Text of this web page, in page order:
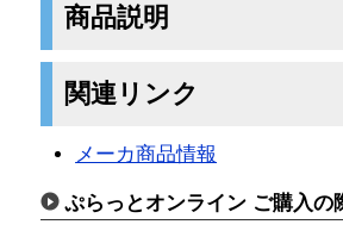
商品説明
関連リンク
メーカ商品情報
ぷらっとオンライン ご購入の